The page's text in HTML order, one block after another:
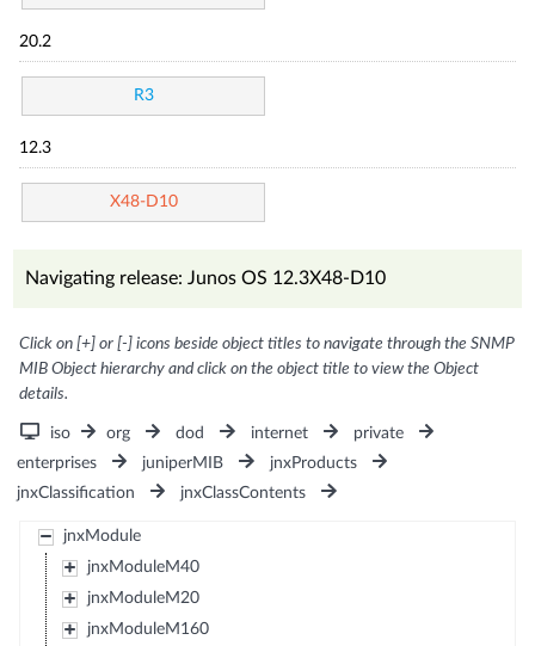
20.2
R3
12.3
X48-D10
Navigating release: Junos OS 12.3X48-D10
Click on [+] or [-] icons beside object titles to navigate through the SNMP
MIB Object hierarchy and click on the object title to view the Object
details.
iso org dod internet
private
enterprises
juniperMIB
jnxProducts
jnxClassification
jnxClassContents
jnxModule
jnxModuleM40
jnxModuleM20
jnxModuleM160